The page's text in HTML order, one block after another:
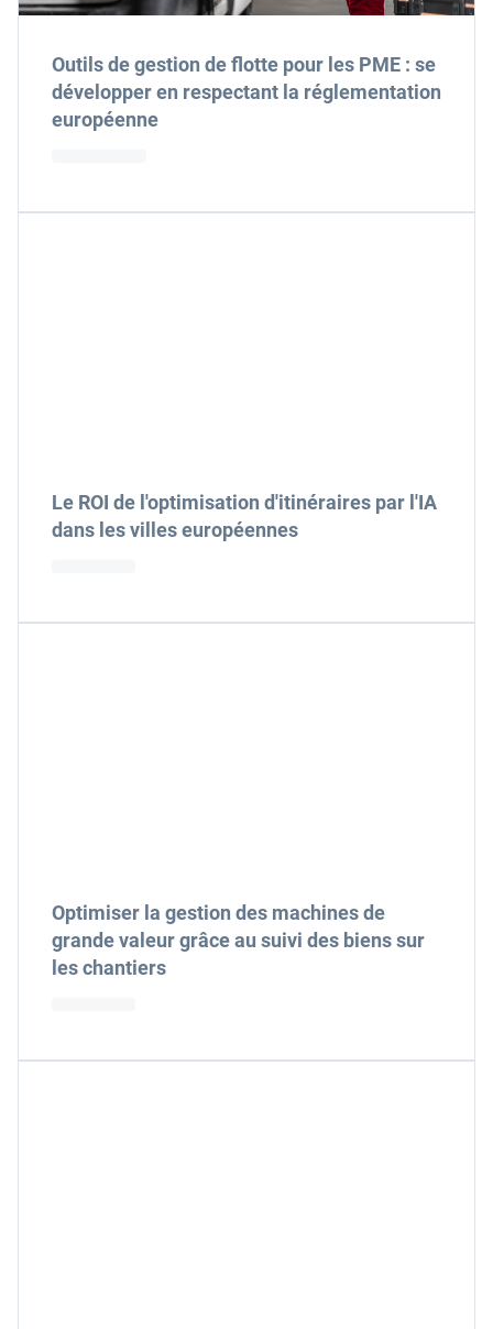
Outils de gestion de flotte pour les PME : se
développer en respectant la réglementation
européenne
Le ROI de l'optimisation d'itinéraires par l'IA
dans les villes européennes
Optimiser la gestion des machines de
grande valeur grâce au suivi des biens sur
les chantiers